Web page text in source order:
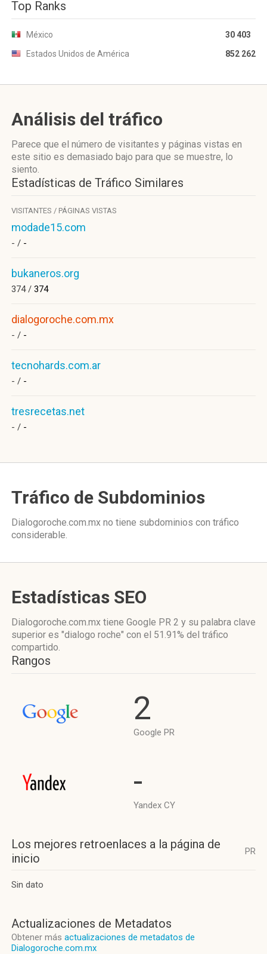
Top Ranks
México
30 403
Estados Unidos de América
852 262
Análisis del tráfico
Parece que el número de visitantes y páginas vistas en
este sitio es demasiado bajo para que se muestre, lo
siento.
Estadísticas de Tráfico Similares
VISITANTES / PÁGINAS VISTAS
modade15.com
- / -
bukaneros.org
374 / 374
dialogoroche.com.mx
- / -
tecnohards.com.ar
- / -
tresrecetas.net
- / -
Tráfico de Subdominios
Dialogoroche.com.mx no tiene subdominios con tráfico
considerable.
Estadísticas SEO
Dialogoroche.com.mx tiene Google PR 2 y su palabra clave
superior es "dialogo roche" con el 51.91% del tráfico
compartido.
Rangos
2
Google PR
-
Yandex CY
Los mejores retroenlaces a la página de
inicio
PR
Sin dato
Actualizaciones de Metadatos
Obtener más actualizaciones de metadatos de
Dialogoroche.com.mx